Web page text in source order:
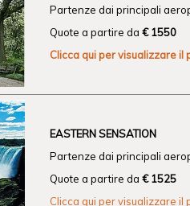
Partenze dai principali
Quote a partire da € 1550
Clicca qui per visualizzare il
EASTERN SENSATION
Partenze dai principali
Quote a partire da € 1525
Clicca qui per visualizzare il